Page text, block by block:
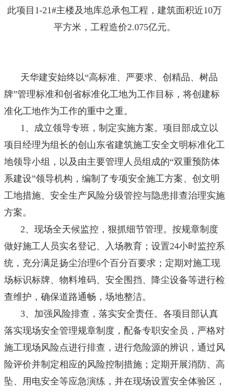
此项目1-21#主楼及地库总承包工程，建筑面积近10万
平方米，工程造价2.075亿元。
天华建安始终以“高标准、严要求、创精品、树品
牌”管理标准和创省标准化工地为工作目标，将创建标
准化工地作为工作的重中之重。
1、成立领导专班，制定实施方案。项目部成立以
项目经理为组长的创山东省建筑施工安全文明标准化工
地领导小组，以及由主要管理人员组成的“双重预防体
系建设”领导机构，编制了专项安全施工方案、创文明
工地措施、安全生产风险分级管控与隐患排查治理实施
方案。
2、现场全天候监控，狠抓细节管理。按规章制度
做好施工人员实名登记、入场教育；设置24小时监控系
统，充分满足扬尘治理6个百分百要求；定期对施工现
场标识标牌、物料堆码、安全围挡、降尘设备等进行检
查维护，确保道路通畅，场地整洁。
3、加强风险排查，落实安全责任。各项目部认真
落实现场安全管理规章制度，配备专职安全员，严格对
施工现场风险点进行排查，进行危险源的辨识，通过风
险评价并制定相应的风险控制措施；定期开展消防、高
坠、用电安全等应急演练，并在现场设置安全体验区，